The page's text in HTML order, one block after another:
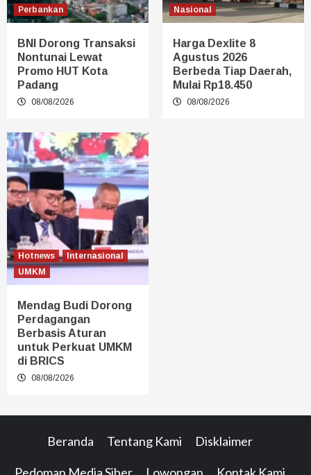
Perbankan
BNI Dorong Transaksi
Nontunai Lewat
Promo HUT Kota
Padang
08/08/2026
Nasional
Harga Dexlite 8
Agustus 2026
Berbeda Tiap Daerah,
Mulai Rp18.450
08/08/2026
Hotnews
Internasional
UMKM
Mendag Budi Dorong
Perdagangan
Berbasis Aturan
untuk Perkuat UMKM
di BRICS
08/08/2026
Beranda Tentang Kami Disklaimer